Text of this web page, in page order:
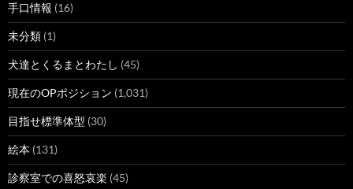
手口情報 (16)
未分類 (1)
犬達とくるまとわたし (45)
現在のOPポジション (1,031)
目指せ標準体型 (30)
絵本 (131)
診察室での喜怒哀楽 (45)